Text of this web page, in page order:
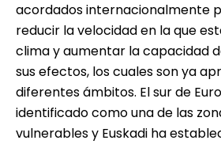
acordados internacionalmente
reducir la velocidad en la que
clima y aumentar la capacidad
sus efectos, los cuales son ya
diferentes ámbitos. El sur de
identificado como una de las
vulnerables y Euskadi ha